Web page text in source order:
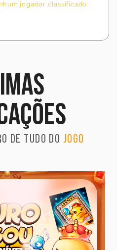
jogador classificado.
de tudo do jogo